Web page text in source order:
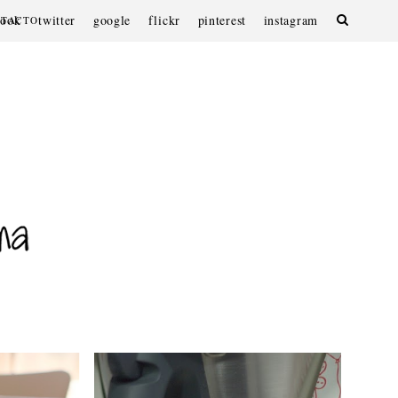
twitter google flickr pinterest instagram